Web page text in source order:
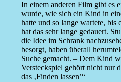
In einem anderen Film gibt es
wurde, wie sich ein Kind in
hatte und so lange wartete, bis
hat das sehr lange gedauert.
die Idee im Schrank
besorgt, haben überall
Suche gemacht. – Dem Kind
Versteckspiel gehört nicht nur
das ‚Finden lassen’“